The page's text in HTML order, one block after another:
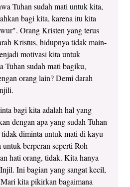
Tuhan sudah mati untuk kita,
bagi kita, karena itu kita
Orang Kristen yang terus
Kristus, hidupnya tidak main-
motivasi kita untuk
Tuhan sudah mati bagiku,
orang lain? Demi darah
bagi kita adalah hal yang
dengan apa yang sudah Tuhan
diminta untuk mati di kayu
berperan seperti Roh
hati orang, tidak. Kita hanya
Ini bagian yang sangat kecil,
kita pikirkan bagaimana